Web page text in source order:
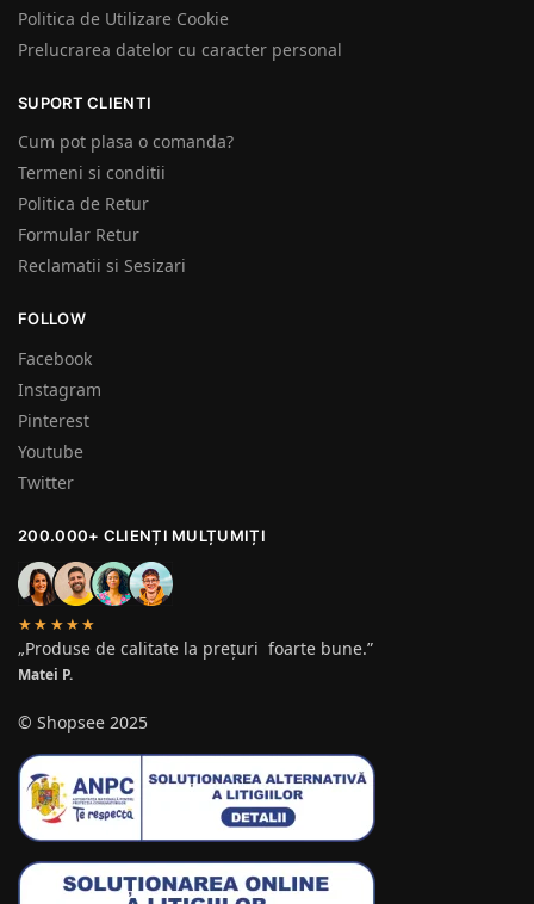
Politica de Utilizare Cookie
Prelucrarea datelor cu caracter personal
SUPORT CLIENTI
Cum pot plasa o comanda?
Termeni si conditii
Politica de Retur
Formular Retur
Reclamatii si Sesizari
FOLLOW
Facebook
Instagram
Pinterest
Youtube
Twitter
200.000+ CLIENȚI MULȚUMIȚI
★★★★★
„Produse de calitate la prețuri foarte bune.”
Matei P.
© Shopsee 2025